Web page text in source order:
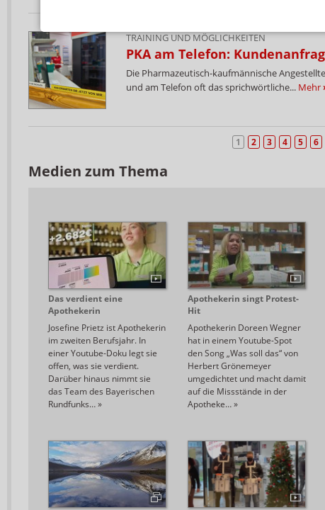
TRAINING UND MÖGLICHKEITEN
PKA am Telefon:
Die Pharmazeutisch-kaufmännische
und am Telefon oft das sprichwörtliche... Mehr
1 2 3 4 5 6
Medien zum Thema
Das verdient eine
Apothekerin
Josefine Prietz ist Apothekerin
im zweiten Berufsjahr. In
einer Youtube-Doku legt sie
offen, was sie verdient.
Darüber hinaus nimmt sie
das Team des Bayerischen
Rundfunks…»
Apothekerin singt Protest-
Hit
Apothekerin Doreen Wegner
hat in einem Youtube-Spot
den Song „Was soll das“ von
Herbert Grönemeyer
umgedichtet und macht damit
auf die Missstände in der
Apotheke…»